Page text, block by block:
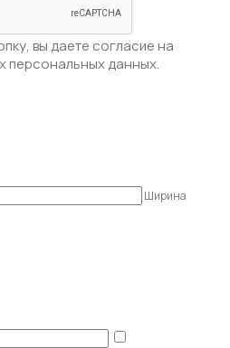
вы даете согласие на
персональных данных.
Ширина